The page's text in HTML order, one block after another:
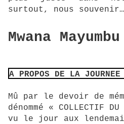
surtout, nous
Mwana Mayumbu
A PROPOS DE LA
Mû par le devoir de
dénommé « COLLECTIF
vu le jour aux